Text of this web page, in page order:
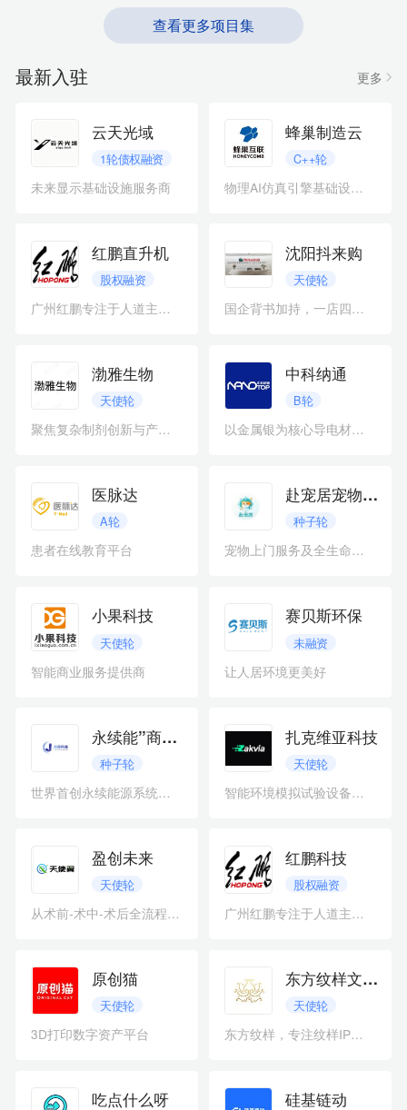
查看更多项目集
最新入驻 更多
云天光域
1轮债权融资
未来显示基础设施服务商
蜂巢制造云
C++轮
物理AI仿真引擎基础设施服务商
红鹏直升机
股权融资
广州红鹏专注于人道主义扫雷
沈阳抖来购
天使轮
国企背书加持，一店四开深耕线下食品流通
渤雅生物
天使轮
聚焦复杂制剂创新与产业化
中科纳通
B轮
以金属银为核心导电材料研发商
医脉达
A轮
患者在线教育平台
赴宠居宠物全生命周期
种子轮
宠物上门服务及全生命周期管理平台
小果科技
天使轮
智能商业服务提供商
赛贝斯环保
未融资
让人居环境更美好
永续能”商业化运营
种子轮
世界首创永续能源系统，融资用于技术落地。
扎克维亚科技
天使轮
智能环境模拟试验设备制造商
盈创未来
天使轮
从术前-术中-术后全流程导航服务
红鹏科技
股权融资
广州红鹏专注于人道主义扫雷
原创猫
天使轮
3D打印数字资产平台
东方纹样文化品牌
天使轮
东方纹样，专注纹样IP创造与运营。
吃点什么呀 硅基链动